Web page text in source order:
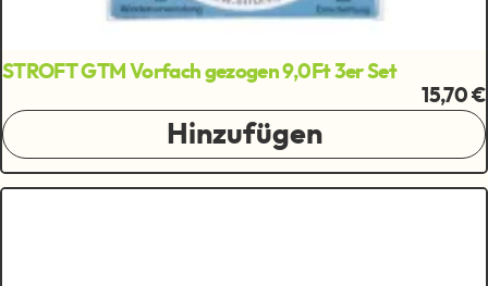
STROFT GTM Vorfach gezogen 9,0Ft 3er Set
15,70 €
Hinzufügen